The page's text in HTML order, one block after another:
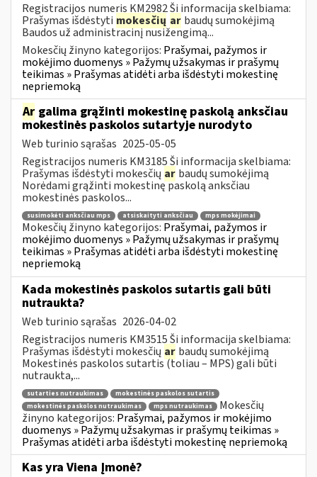
Registracijos numeris KM2982 Ši informacija skelbiama:
Prašymas išdėstyti mokesčių ar baudų sumokėjimą
Baudos už administracinį nusižengimą...
Mokesčių žinyno kategorijos: Prašymai, pažymos ir
mokėjimo duomenys » Pažymų užsakymas ir prašymų
teikimas » Prašymas atidėti arba išdėstyti mokestinę
nepriemoką
Ar galima grąžinti mokestinę paskolą anksčiau
mokestinės paskolos sutartyje nurodyto
Web turinio sąrašas 2025-05-05
Registracijos numeris KM3185 Ši informacija skelbiama:
Prašymas išdėstyti mokesčių ar baudų sumokėjimą
Norėdami grąžinti mokestinę paskolą anksčiau
mokestinės paskolos...
susimokėti anksčiau mps atsiskaityti anksčiau mps mokėjimai
Mokesčių žinyno kategorijos: Prašymai, pažymos ir
mokėjimo duomenys » Pažymų užsakymas ir prašymų
teikimas » Prašymas atidėti arba išdėstyti mokestinę
nepriemoką
Kada mokestinės paskolos sutartis gali būti
nutraukta?
Web turinio sąrašas 2026-04-02
Registracijos numeris KM3515 Ši informacija skelbiama:
Prašymas išdėstyti mokesčių ar baudų sumokėjimą
Mokestinės paskolos sutartis (toliau – MPS) gali būti
nutraukta,...
sutarties nutraukimas
mokestinės paskolos sutartis
mokestinės paskolos nutraukimas
mps nutraukimas
Mokesčių
žinyno kategorijos: Prašymai, pažymos ir mokėjimo
duomenys » Pažymų užsakymas ir prašymų teikimas »
Prašymas atidėti arba išdėstyti mokestinę nepriemoką
Kas yra Viena Įmonė?